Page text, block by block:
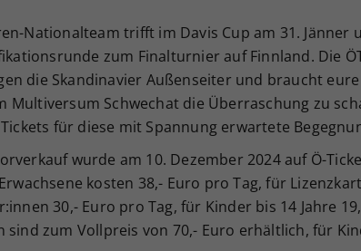
Nationalteam trifft im Davis Cup am 31. Jänner
zum Finalturnier auf Finnland. Die
die Skandinavier Außenseiter und braucht
Multiversum Schwechat die Überraschung zu
für diese mit Spannung erwartete
wurde am 10. Dezember 2024 auf Ö-
kosten 38,- Euro pro Tag, für
30,- Euro pro Tag, für Kinder bis 14 Jahre
sind zum Vollpreis von 70,- Euro erhältlich, für